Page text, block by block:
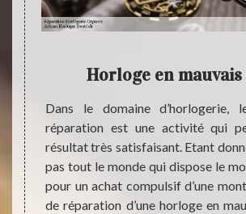
de
vie
la
que
Horloge en
Dans le domaine d’horlogerie,
réparation est une activité qui
résultat très satisfaisant. Etant
pas tout le monde qui dispose le
pour un achat compulsif d’une
de réparation d’une horloge en